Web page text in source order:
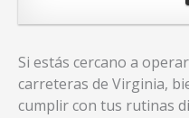
Si estás cercano a
carreteras de Virginia,
cumplir con tus rutinas